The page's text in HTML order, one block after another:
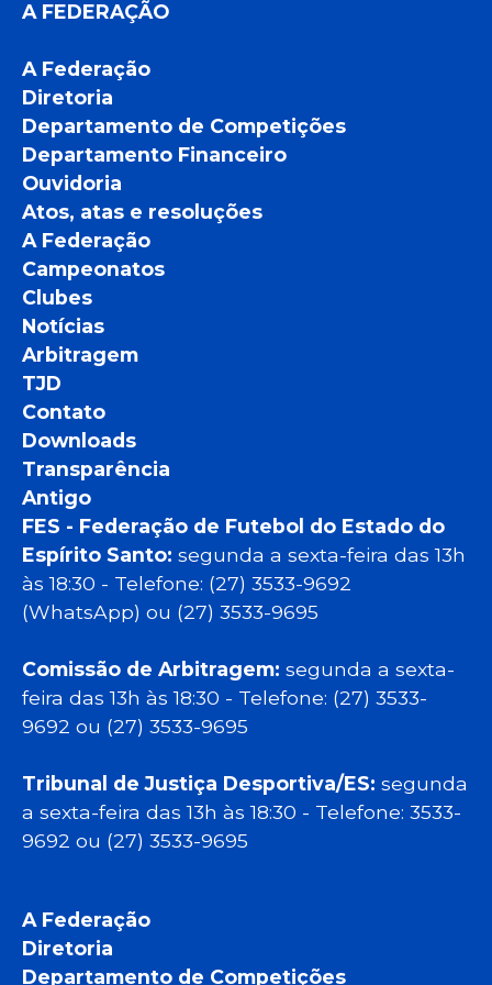
A FEDERAÇÃO
A Federação
Diretoria
Departamento de Competições
Departamento Financeiro
Ouvidoria
Atos, atas e resoluções
A Federação
Campeonatos
Clubes
Notícias
Arbitragem
TJD
Contato
Downloads
Transparência
Antigo
FES - Federação de Futebol do Estado do
Espírito Santo: segunda a sexta-feira das 13h
às 18:30 - Telefone: (27) 3533-9692
(WhatsApp) ou (27) 3533-9695
Comissão de Arbitragem: segunda a sexta-
feira das 13h às 18:30 - Telefone: (27) 3533-
9692 ou (27) 3533-9695
Tribunal de Justiça Desportiva/ES: segunda
a sexta-feira das 13h às 18:30 - Telefone: 3533-
9692 ou (27) 3533-9695
A Federação
Diretoria
Departamento de Competições